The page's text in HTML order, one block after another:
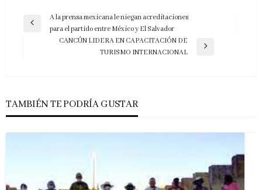
Navegación
Entrada
A la prensa mexicana le niegan acreditaciones
para el partido entre México y El Salvador
CANCÚN LIDERA EN CAPACITACIÓN DE
TURISMO INTERNACIONAL
TAMBIÉN TE PODRÍA GUSTAR